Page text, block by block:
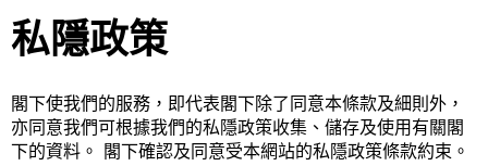
私隱政策
閣下使我們的服務，即代表閣下除了同意本條款及細則外，
亦同意我們可根據我們的私隱政策收集、儲存及使用有關閣
下的資料。 閣下確認及同意受本網站的私隱政策條款約束。